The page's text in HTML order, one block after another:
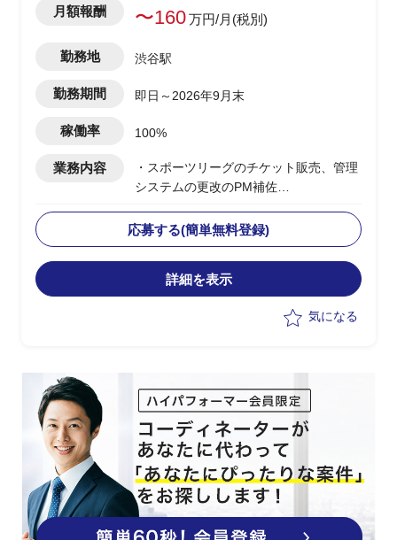
月額報酬 〜160万円/月(税別)
勤務地 渋谷駅
勤務期間 即日～2026年9月末
稼働率 100%
業務内容
・スポーツリーグのチケット販売、管理
システムの更改のPM補佐
応募する(簡単無料登録)
詳細を表示
気になる